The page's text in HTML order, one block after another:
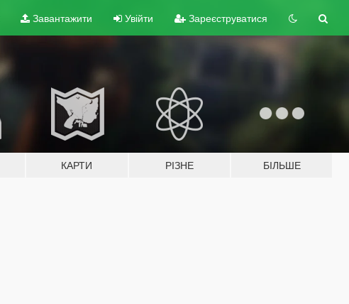
Завантажити Увійти Зареєструватися
КАРТИ РІЗНЕ БІЛЬШЕ